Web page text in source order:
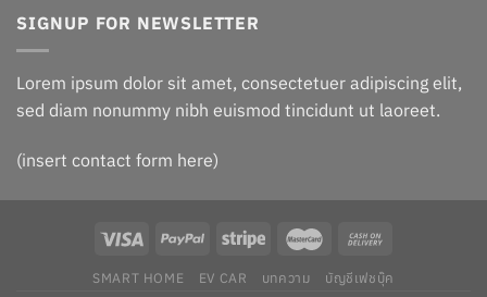
SIGNUP FOR NEWSLETTER
Lorem ipsum dolor sit amet, consectetuer adipiscing elit,
sed diam nonummy nibh euismod tincidunt ut laoreet.
(insert contact form here)
SMART HOME EV CAR บทความ บัญชีเฟชบุ๊ค